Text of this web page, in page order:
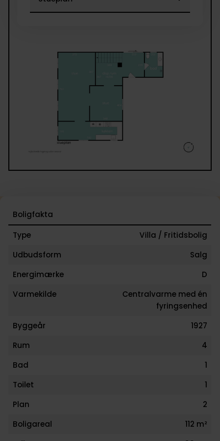
fremstår pæne, velholdte og yderst anvendelige,
Billederne taler næsten for sig selv – men
endnu bedre i virkeligheden. Tøv derfor ikke med at
kontakte os for en fremvisning.
Boligfakta
Type
Villa / Fritidsbolig
Udbudsform
Salg
Energimærke
D
Varmekilde
Centralvarme med én
fyringsenhed
Byggeår
1927
Rum
4
Bad
1
Toilet
1
Plan
2
Boligareal
112 m²